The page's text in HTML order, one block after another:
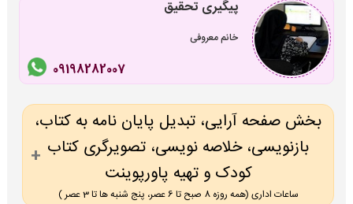
پیگیری تحقیق
خانم معروفی
09198282007
بخش صفحه آرایی، تبدیل پایان نامه به کتاب،
بازنویسی، خلاصه نویسی، تصویرگری کتاب
کودک و تهیه پاورپوینت
ساعات اداری (همه روزه 8 صبح تا 6 عصر، پنج شنبه ها تا 3 عصر )